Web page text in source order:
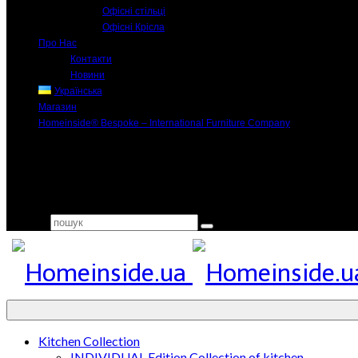
Офісні стільці
Офісні Крісла
Про Нас
Контакти
Новини
Українська
Магазин
Homeinside® Bespoke – International Furniture Company
Kitchen Collection